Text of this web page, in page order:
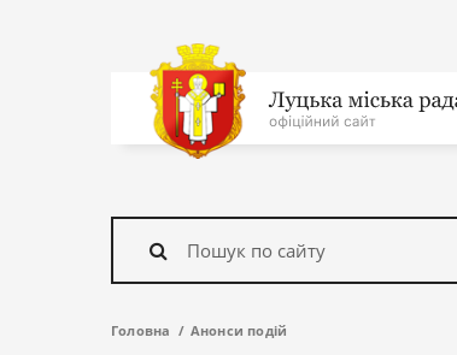
На
головну
Знайти
Головна Анонси подій